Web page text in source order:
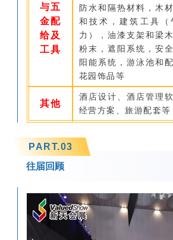
与五
金配
给及
工具
防水和隔热材料，木
和技术，建筑工具（
力），油漆支架和梁
粉末，遮阳系统，安
阳能系统，游泳池和
花园饰品等
其他
酒店设计、酒店管理
经营方案、旅游配套等
PART.03
往届回顾